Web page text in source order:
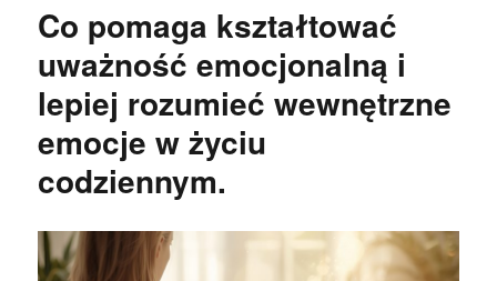
Co pomaga kształtować
uważność emocjonalną i
lepiej rozumieć wewnętrzne
emocje w życiu
codziennym.